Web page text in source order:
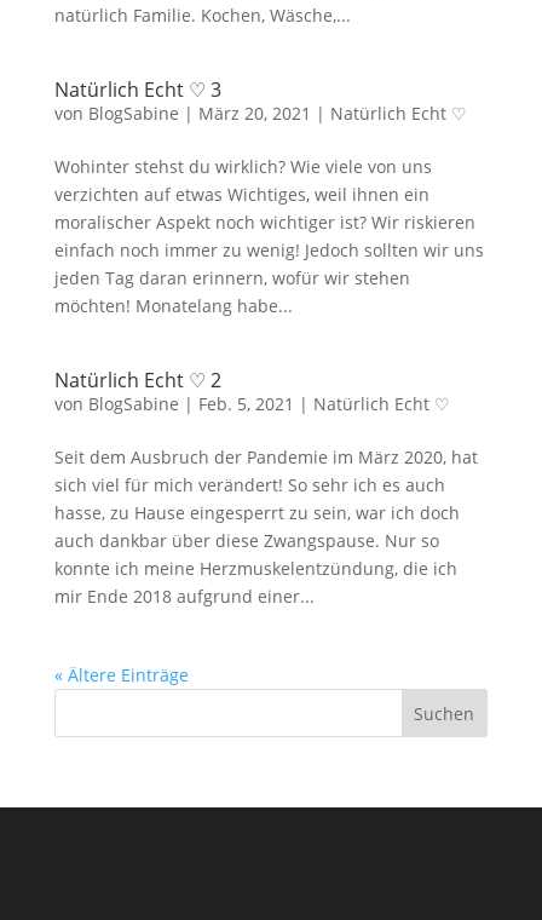
natürlich Familie. Kochen, Wäsche,...
Natürlich Echt ♡ 3
von BlogSabine | März 20, 2021 | Natürlich Echt ♡
Wohinter stehst du wirklich? Wie viele von uns
verzichten auf etwas Wichtiges, weil ihnen ein
moralischer Aspekt noch wichtiger ist? Wir riskieren
einfach noch immer zu wenig! Jedoch sollten wir uns
jeden Tag daran erinnern, wofür wir stehen
möchten! Monatelang habe...
Natürlich Echt ♡ 2
von BlogSabine | Feb. 5, 2021 | Natürlich Echt ♡
Seit dem Ausbruch der Pandemie im März 2020, hat
sich viel für mich verändert! So sehr ich es auch
hasse, zu Hause eingesperrt zu sein, war ich doch
auch dankbar über diese Zwangspause. Nur so
konnte ich meine Herzmuskelentzündung, die ich
mir Ende 2018 aufgrund einer...
« Ältere Einträge
Suchen